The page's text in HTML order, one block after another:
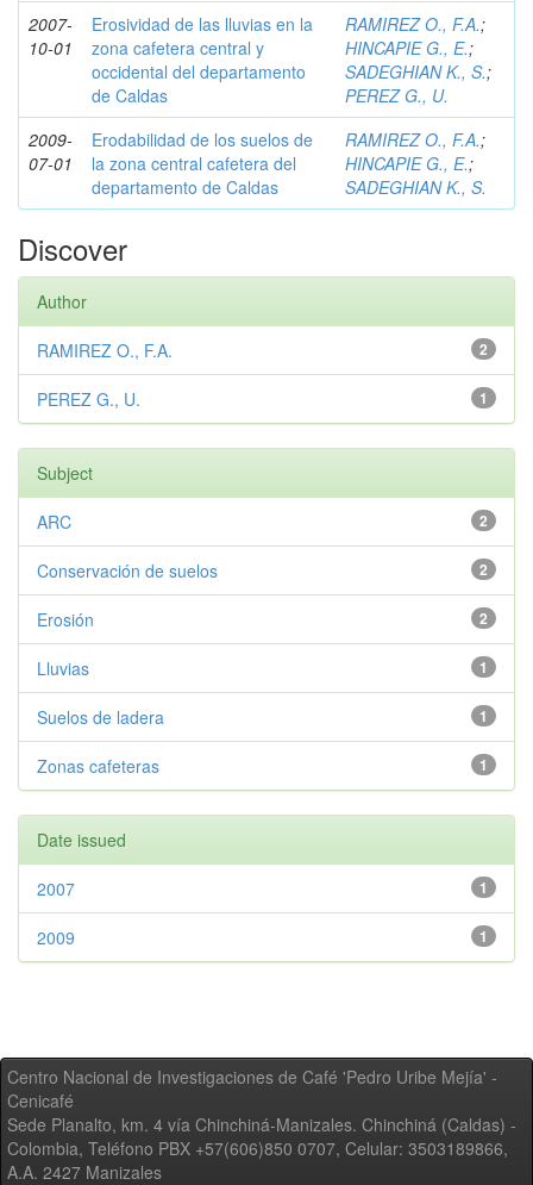
2007-
10-01
Erosividad de las lluvias en la
zona cafetera central y
occidental del departamento
de Caldas
RAMIREZ O., F.A.;
HINCAPIE G., E.;
SADEGHIAN K., S.;
PEREZ G., U.
2009-
07-01
Erodabilidad de los suelos de
la zona central cafetera del
departamento de Caldas
RAMIREZ O., F.A.;
HINCAPIE G., E.;
SADEGHIAN K., S.
Discover
Author
2
RAMIREZ O., F.A.
1
PEREZ G., U.
Subject
2
ARC
2
Conservación de suelos
2
Erosión
1
Lluvias
1
Suelos de ladera
1
Zonas cafeteras
Date issued
1
2007
1
2009
Centro Nacional de Investigaciones de Café 'Pedro Uribe Mejía' -
Cenicafé
Sede Planalto, km. 4 vía Chinchiná-Manizales. Chinchiná (Caldas) -
Colombia, Teléfono PBX +57(606)850 0707, Celular: 3503189866,
A.A. 2427 Manizales